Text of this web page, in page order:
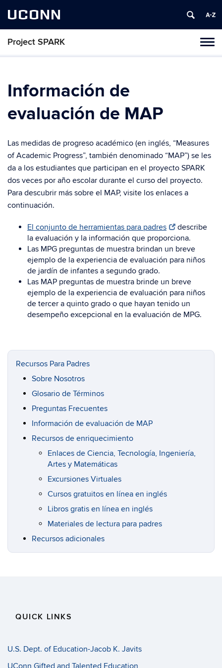
UCONN
Project SPARK
Skip
Información de
evaluación de MAP
Las medidas de progreso académico (en inglés, “Measures
of Academic Progress”, también denominado “MAP”) se les
da a los estudiantes que participan en el proyecto SPARK
dos veces por año escolar durante el curso del proyecto.
Para descubrir más sobre el MAP, visite los enlaces a
continuación.
El conjunto de herramientas para padres
describe
la evaluación y la información que proporciona.
Las MPG preguntas de muestra brindan un breve
ejemplo de la experiencia de evaluación para niños
de jardín de infantes a segundo grado.
Las MAP preguntas de muestra brinde un breve
ejemplo de la experiencia de evaluación para niños
de tercer a quinto grado o que hayan tenido un
desempeño excepcional en la evaluación de MPG.
Recursos Para Padres
Sobre Nosotros
Glosario de Términos
Preguntas Frecuentes
Información de evaluación de MAP
Recursos de enriquecimiento
Enlaces de Ciencia, Tecnología, Ingeniería,
Artes y Matemáticas
Excursiones Virtuales
Cursos gratuitos en línea en inglés
Libros gratis en línea en inglés
Materiales de lectura para padres
Recursos adicionales
QUICK LINKS
U.S. Dept. of Education-Jacob K. Javits
UConn Gifted and Talented Education